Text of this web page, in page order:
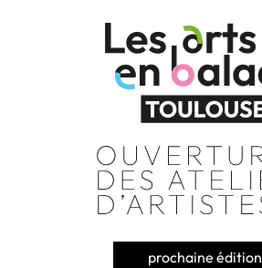
prochaine édition